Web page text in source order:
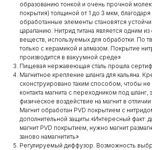
образованию тонкой и очень прочной
покрытия) толщиной от 1 до 3 мкм,
обработанные элементы становятся
царапанию. Нитрид титана является одним
веществ, используемых для обработки. По
только с керамикой и алмазом. Покрытие
производится в вакуумной среде»
Пищевая нержавеющая сталь прошла
Магнитное крепление шланга для кальяна.
сконструировано таким способом, чтобы
контакта магнита с переходником под шланг,
физическое воздействие на магнит в
Магнит обработан PVD покрытием с
дополнительной защиты.​«Интересный факт:
магнит PVD покрытием, нужно магнит
заново намагнитить»
Регулируемый диффузор. Возможность